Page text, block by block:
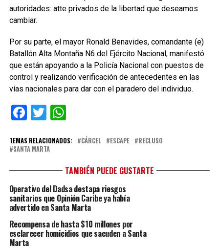
autoridades: atte privados de la libertad que deseamos
cambiar.
Por su parte, el mayor Ronald Benavides, comandante (e)
Batallón Alta Montaña N6 del Ejército Nacional, manifestó
que están apoyando a la Policía Nacional con puestos de
control y realizando verificación de antecedentes en las
vías nacionales para dar con el paradero del individuo.
Facebook
TwitterWhatsApp
TEMAS RELACIONADOS: CÁRCEL ESCAPE
RECLUSO
SANTA MARTA
TAMBIÉN PUEDE GUSTARTE
Operativo del Dadsa destapa riesgos
sanitarios que Opinión Caribe ya había
advertido en Santa Marta
Recompensa de hasta $10 millones por
esclarecer homicidios que sacuden a Santa
Marta